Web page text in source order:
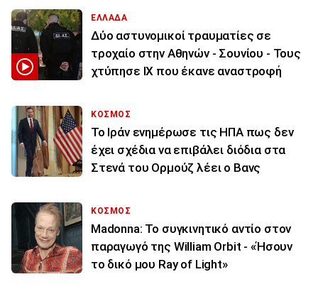
ΕΛΛΑΔΑ
Δύο αστυνομικοί τραυματίες σε
τροχαίο στην Αθηνών - Σουνίου - Τους
χτύπησε ΙΧ που έκανε αναστροφή
ΚΟΣΜΟΣ
To Ιράν ενημέρωσε τις ΗΠΑ πως δεν
έχει σχέδια να επιβάλει διόδια στα
Στενά του Ορμούζ λέει ο Βανς
ΚΟΣΜΟΣ
Madonna: Το συγκινητικό αντίο στον
παραγωγό της William Orbit - «Ήσουν
το δικό μου Ray of Light»